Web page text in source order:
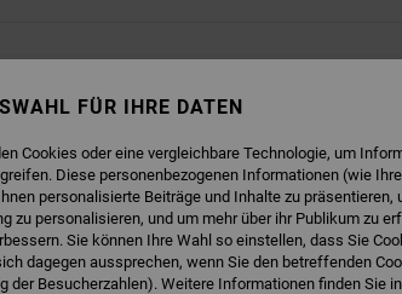
BALD WIEDER DA
FÜR IHRE DATEN
Cookies oder eine vergleichbare Technologie, um
Diese personenbezogenen Informationen (wie
personalisierte Beiträge und Inhalte zu präsentieren,
zu personalisieren, und um mehr über ihr Publikum zu
Sie können Ihre Wahl so einstellen, dass Sie
dagegen aussprechen, wenn Sie den betreffenden
der Besucherzahlen). Weitere Informationen finden Sie